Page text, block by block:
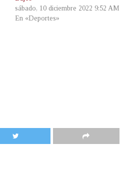
sábado, 10 diciembre 2022 9:52 AM
En «Deportes»